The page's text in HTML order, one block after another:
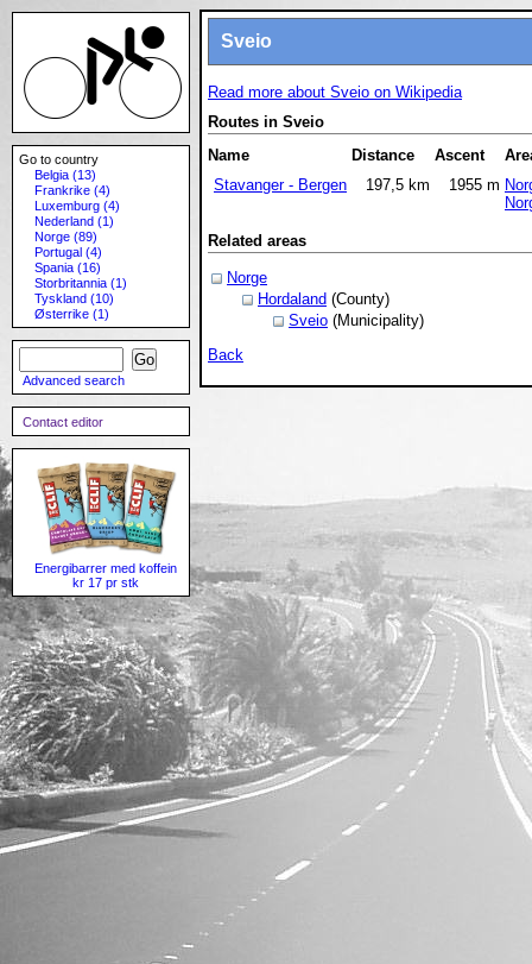
Sveio
Read more about Sveio on Wikipedia
Routes in Sveio
Name
Distance Ascent
Stavanger - Bergen
197,5 km 1955 m
Related areas
Norge
Hordaland (County)
Sveio (Municipality)
Back
Go to country
Belgia (13)
Frankrike (4)
Luxemburg (4)
Nederland (1)
Norge (89)
Portugal (4)
Spania (16)
Storbritannia (1)
Tyskland (10)
Østerrike (1)
Advanced search
Contact editor
Energibarrer med koffein
kr 17 pr stk